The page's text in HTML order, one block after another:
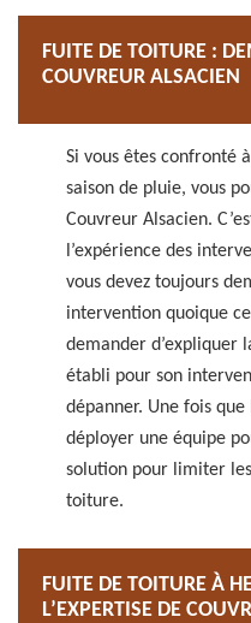
FUITE DE TOITURE :
COUVREUR ALSACIEN
Si vous êtes confronté
saison de pluie, vous
Couvreur Alsacien.
l’expérience des
vous devez toujours
intervention quoique
demander d’expliquer
établi pour son
dépanner. Une fois
déployer une équipe
solution pour limiter
toiture.
FUITE DE TOITURE À
L’EXPERTISE DE